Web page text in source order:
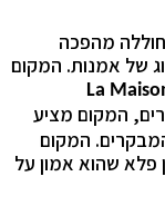
חוללה מהפכה
של אמנות. המקום
La
המקום מציע
המקום
פלא שהוא אמון על